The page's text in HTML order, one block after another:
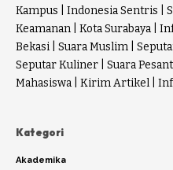
Kampus
Indonesia Sentris
Keamanan
Kota Surabaya
Bekasi
Suara Muslim
Seputar Kuliner
Suara
Mahasiswa
Kirim Artikel
Kategori
Akademika